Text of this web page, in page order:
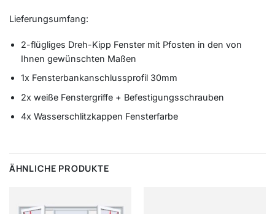
Lieferungsumfang:
2-flügliges Dreh-Kipp Fenster mit Pfosten in den von
Ihnen gewünschten Maßen
1x Fensterbankanschlussprofil 30mm
2x weiße Fenstergriffe + Befestigungsschrauben
4x Wasserschlitzkappen Fensterfarbe
ÄHNLICHE PRODUKTE